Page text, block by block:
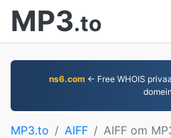
MP3.to
ns6.com← Free WHOIS
MP3.to AIFF AIFF om